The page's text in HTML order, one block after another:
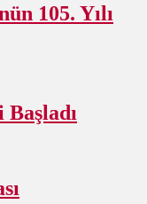
105. Yılı